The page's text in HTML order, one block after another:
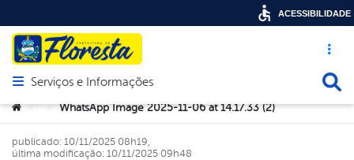
Acesso
Abrir menu principal de navegação
Serviços e Informações
Você está aqui:
> > WhatsApp Image 2025-11-06 at 14.17.33 (2)
publicado: 10/11/2025 08h19,
última modificação: 10/11/2025 09h48
ACESSIBILIDADE